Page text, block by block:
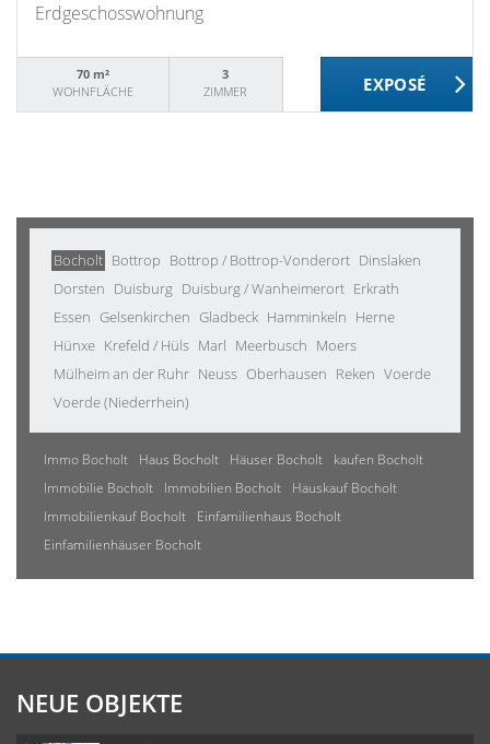
Erdgeschosswohnung
70 m²
WOHNFLÄCHE
3
ZIMMER
Bocholt Bottrop Bottrop / Bottrop-Vonderort Dinslaken
Dorsten Duisburg Duisburg / Wanheimerort Erkrath
Essen Gelsenkirchen Gladbeck Hamminkeln Herne
Hünxe Krefeld / Hüls Marl Meerbusch Moers
Mülheim an der Ruhr Neuss Oberhausen Reken Voerde
Voerde (Niederrhein)
Immo Bocholt Haus Bocholt Häuser Bocholt
kaufen Bocholt
Immobilie Bocholt
Immobilien Bocholt
Hauskauf Bocholt
Immobilienkauf Bocholt
Einfamilienhaus Bocholt
Einfamilienhäuser Bocholt
NEUE OBJEKTE